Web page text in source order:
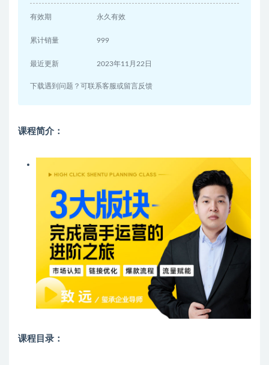
有效期 永久有效
累计销量 999
最近更新 2023年11月22日
下载遇到问题？可联系客服或留言反馈
课程简介：
课程目录：